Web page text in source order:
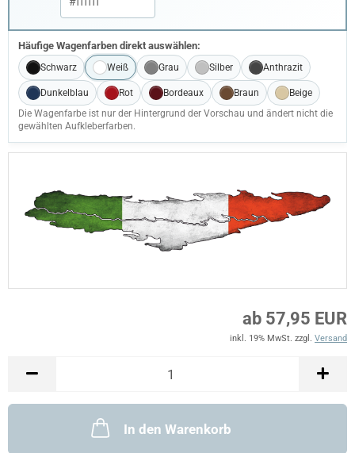
Häufige Wagenfarben direkt auswählen:
Schwarz Weiß Grau Silber Anthrazit
Dunkelblau Rot Bordeaux Braun
Beige
Die Wagenfarbe ist nur der Hintergrund der Vorschau und ändert nicht die
gewählten Aufkleberfarben.
ab 57,95 EUR
inkl. 19% MwSt. zzgl. Versand
In den Warenkorb